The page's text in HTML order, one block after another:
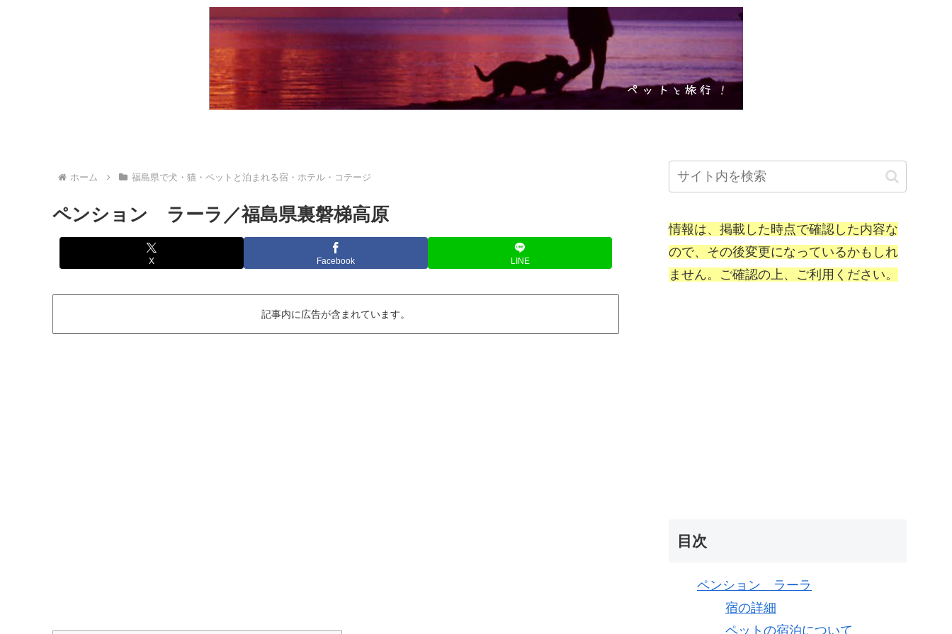
ホーム 福島県で犬・猫・ペットと泊まれる宿・ホテル・コテージ
ペンション ラーラ／福島県裏磐梯高原
X Facebook LINE
記事内に広告が含まれています。
情報は、掲載した時点で確認した内容な
ので、その後変更になっているかもしれ
ません。ご確認の上、ご利用ください。
目次
ペンション ラーラ
宿の詳細
ペットの宿泊について